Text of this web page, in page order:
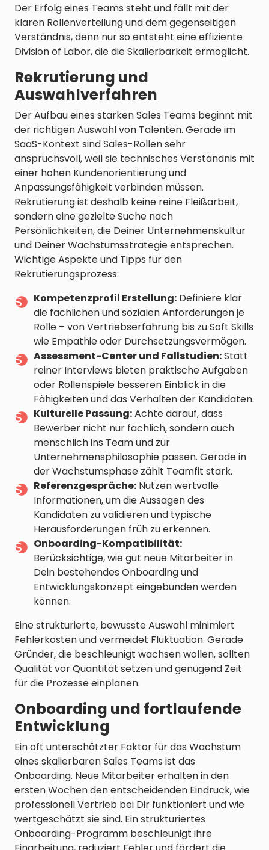
Der Erfolg eines Teams steht und fällt mit der
klaren Rollenverteilung und dem gegenseitigen
Verständnis, denn nur so entsteht eine effiziente
Division of Labor, die die Skalierbarkeit ermöglicht.
Rekrutierung und
Auswahlverfahren
Der Aufbau eines starken Sales Teams beginnt mit
der richtigen Auswahl von Talenten. Gerade im
SaaS-Kontext sind Sales-Rollen sehr
anspruchsvoll, weil sie technisches Verständnis mit
einer hohen Kundenorientierung und
Anpassungsfähigkeit verbinden müssen.
Rekrutierung ist deshalb keine reine Fleißarbeit,
sondern eine gezielte Suche nach
Persönlichkeiten, die Deiner Unternehmenskultur
und Deiner Wachstumsstrategie entsprechen.
Wichtige Aspekte und Tipps für den
Rekrutierungsprozess:
Kompetenzprofil Erstellung: Definiere klar
die fachlichen und sozialen Anforderungen je
Rolle – von Vertriebserfahrung bis zu Soft Skills
wie Empathie oder Durchsetzungsvermögen.
Assessment-Center und Fallstudien:Statt
reiner Interviews bieten praktische Aufgaben
oder Rollenspiele besseren Einblick in die
Fähigkeiten und das Verhalten der Kandidaten.
Kulturelle Passung:Achte darauf, dass
Bewerber nicht nur fachlich, sondern auch
menschlich ins Team und zur
Unternehmensphilosophie passen. Gerade in
der Wachstumsphase zählt Teamfit stark.
Referenzgespräche: Nutzen wertvolle
Informationen, um die Aussagen des
Kandidaten zu validieren und typische
Herausforderungen früh zu erkennen.
Onboarding-Kompatibilität:
Berücksichtige, wie gut neue Mitarbeiter in
Dein bestehendes Onboarding und
Entwicklungskonzept eingebunden werden
können.
Eine strukturierte, bewusste Auswahl minimiert
Fehlerkosten und vermeidet Fluktuation. Gerade
Gründer, die beschleunigt wachsen wollen, sollten
Qualität vor Quantität setzen und genügend Zeit
für die Prozesse einplanen.
Onboarding und fortlaufende
Entwicklung
Ein oft unterschätzter Faktor für das Wachstum
eines skalierbaren Sales Teams ist das
Onboarding. Neue Mitarbeiter erhalten in den
ersten Wochen den entscheidenden Eindruck, wie
professionell Vertrieb bei Dir funktioniert und wie
wertgeschätzt sie sind. Ein strukturiertes
Onboarding-Programm beschleunigt ihre